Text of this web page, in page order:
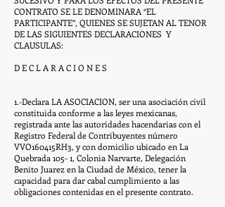
CONTRATO SE LE DENOMINARA “EL
PARTICIPANTE”, QUIENES SE SUJETAN AL TENOR
DE LAS SIGUIENTES DECLARACIONES Y
CLAUSULAS:
D E C L A R A C I O N E S
1.-Declara LA ASOCIACION, ser una asociación civil
constituida conforme a las leyes mexicanas,
registrada ante las autoridades hacendarias con el
Registro Federal de Contribuyentes número
VVO160415RH3, y con domicilio ubicado en La
Quebrada 105- 1, Colonia Narvarte, Delegación
Benito Juarez en la Ciudad de México, tener la
capacidad para dar cabal cumplimiento a las
obligaciones contenidas en el presente contrato.